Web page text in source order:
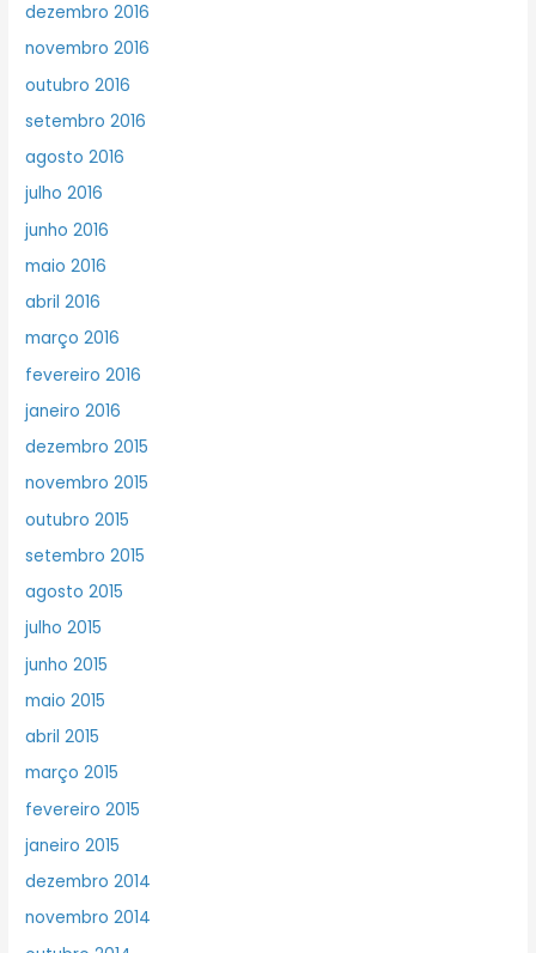
dezembro 2016
novembro 2016
outubro 2016
setembro 2016
agosto 2016
julho 2016
junho 2016
maio 2016
abril 2016
março 2016
fevereiro 2016
janeiro 2016
dezembro 2015
novembro 2015
outubro 2015
setembro 2015
agosto 2015
julho 2015
junho 2015
maio 2015
abril 2015
março 2015
fevereiro 2015
janeiro 2015
dezembro 2014
novembro 2014